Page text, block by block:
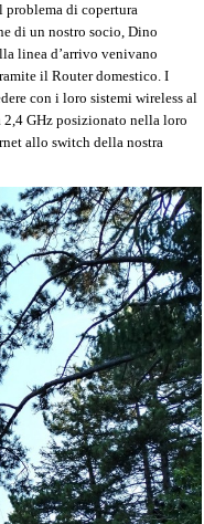
di copertura
di un nostro socio, Dino
linea d’arrivo venivano
il Router domestico. I
con i loro sistemi wireless al
2,4 GHz posizionato nella loro
allo switch della nostra